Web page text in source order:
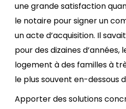
une grande satisfaction
le notaire pour signer un
un acte d’acquisition. Il
pour des dizaines d’années,
logement à des familles à
le plus souvent en-dessous
Apporter des solutions